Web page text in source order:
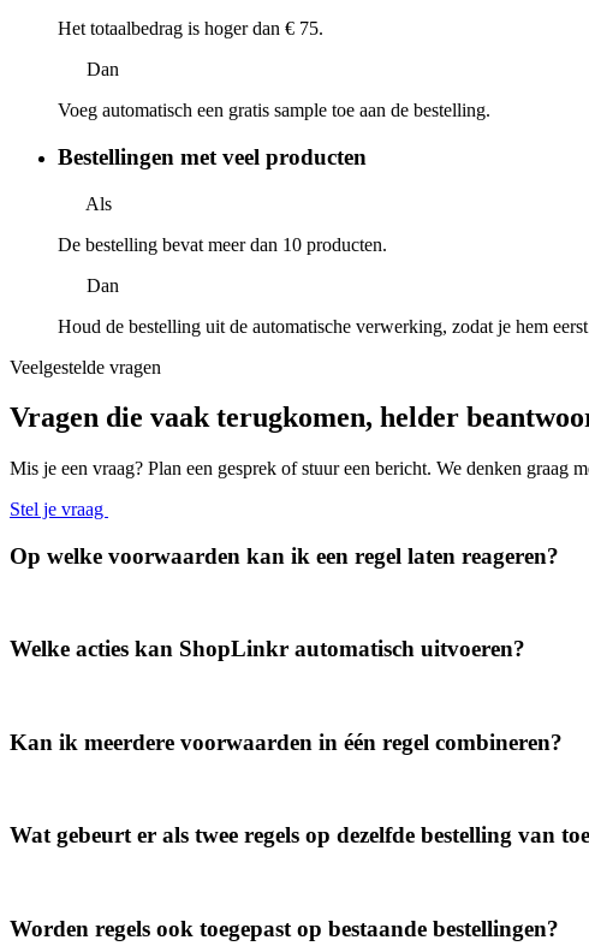
Het totaalbedrag is hoger dan € 75.
Dan
Voeg automatisch een gratis sample toe aan de bestelling.
Bestellingen met veel producten
Als
De bestelling bevat meer dan 10 producten.
Dan
Houd de bestelling uit de automatische verwerking, zodat je hem
Veelgestelde vragen
Vragen die vaak terugkomen, helder
Mis je een vraag? Plan een gesprek of stuur een bericht. We denken graag
Stel je vraag
Op welke voorwaarden kan ik een regel laten reageren?
Welke acties kan ShopLinkr automatisch uitvoeren?
Kan ik meerdere voorwaarden in één regel combineren?
Wat gebeurt er als twee regels op dezelfde bestelling van
Worden regels ook toegepast op bestaande bestellingen?